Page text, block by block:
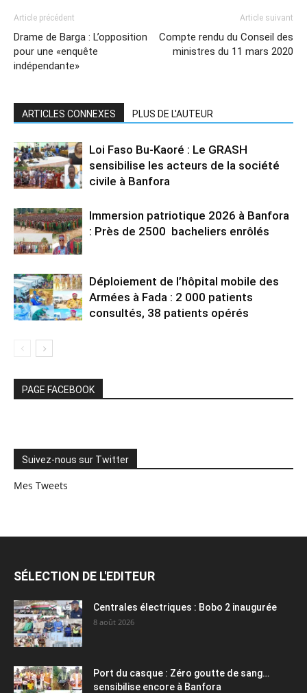
Article précédent
Drame de Barga : L’opposition
pour une «enquête
indépendante»
Article suivant
Compte rendu du Conseil des
ministres du 11 mars 2020
ARTICLES CONNEXES PLUS DE L'AUTEUR
Loi Faso Bu-Kaoré : Le GRASH
sensibilise les acteurs de la société
civile à Banfora
Immersion patriotique 2026 à Banfora
: Près de 2500 bacheliers enrôlés
Déploiement de l’hôpital mobile des
Armées à Fada : 2 000 patients
consultés, 38 patients opérés
PAGE FACEBOOK
Suivez-nous sur Twitter
Mes Tweets
SÉLECTION DE L'EDITEUR
Centrales électriques : Bobo 2 inaugurée
8 août 2026
Port du casque : Zéro goutte de sang…
sensibilise encore à Banfora